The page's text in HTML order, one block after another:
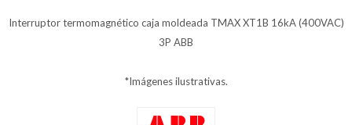
Interruptor termomagnético caja moldeada TMAX XT1B 16kA (400VAC)
3P ABB
*Imágenes ilustrativas.